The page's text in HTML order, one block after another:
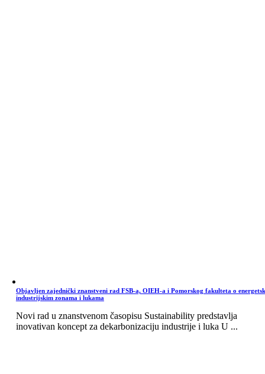
Objavljen zajednički znanstveni rad FSB-a, OIEH-a i Pomorskog fakulteta o
industrijskim zonama i lukama
Novi rad u znanstvenom časopisu Sustainability predstavlja
inovativan koncept za dekarbonizaciju industrije i luka U ...